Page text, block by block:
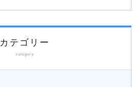
カテゴリー
category